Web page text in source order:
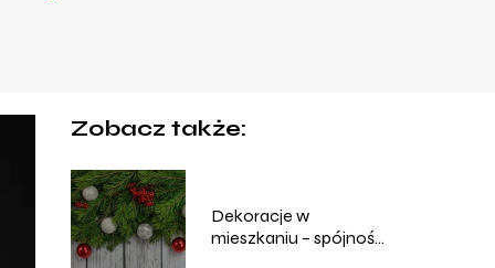
Zobacz także:
Dekoracje w
mieszkaniu – spójność